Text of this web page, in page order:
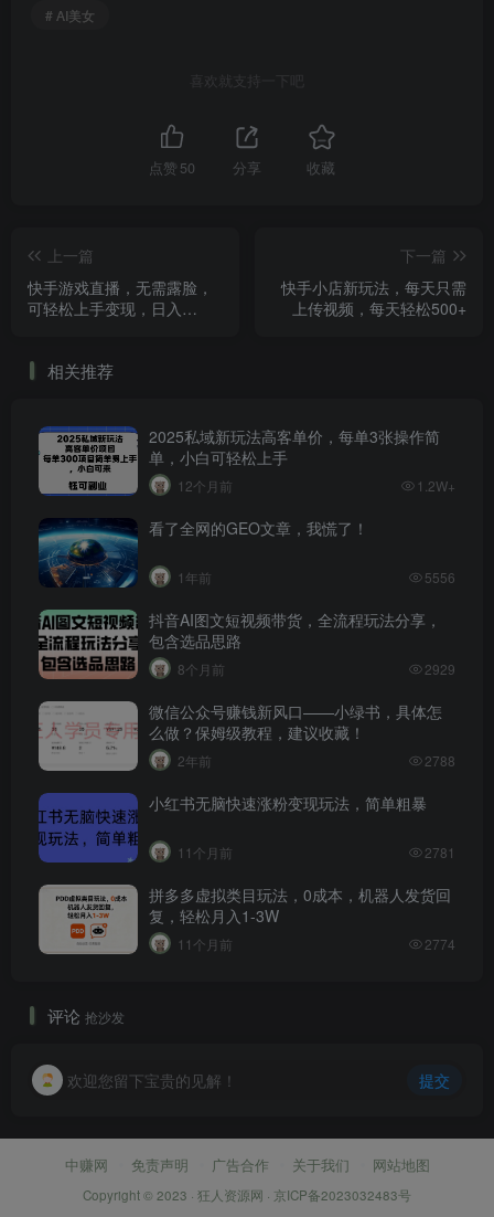
# AI美女
喜欢就支持一下吧
点赞 50 分享 收藏
上一篇
快手游戏直播，无需露脸，
可轻松上手变现，日入
下一篇
快手小店新玩法，每天只需
上传视频，每天轻松500+
相关推荐
2025私域新玩法高客单价，每单3张操作简
单，小白可轻松上手
12个月前 1.2W+
看了全网的GEO文章，我慌了！
1年前 5556
抖音AI图文短视频带货，全流程玩法分享，
包含选品思路
8个月前 2929
微信公众号赚钱新风口——小绿书，具体怎
么做？保姆级教程，建议收藏！
2年前 2788
小红书无脑快速涨粉变现玩法，简单粗暴
11个月前 2781
拼多多虚拟类目玩法，0成本，机器人发货回
复，轻松月入1-3W
11个月前 2774
评论 抢沙发
欢迎您留下宝贵的见解！ 提交
中赚网 免责声明 广告合作 关于我们 网站地图
Copyright © 2023 · 狂人资源网 · 京ICP备2023032483号